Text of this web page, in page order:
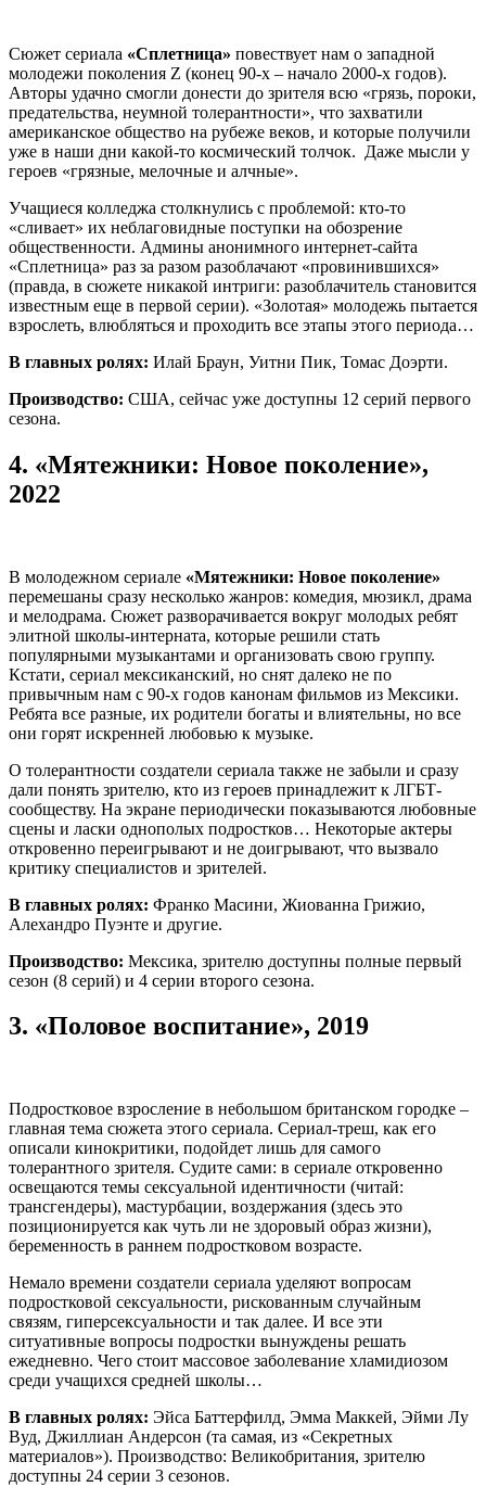
Сюжет сериала «Сплетница» повествует нам о западной
молодежи поколения Z (конец 90-х – начало 2000-х годов).
Авторы удачно смогли донести до зрителя всю «грязь, пороки,
предательства, неумной толерантности», что захватили
американское общество на рубеже веков, и которые получили
уже в наши дни какой-то космический толчок. Даже мысли у
героев «грязные, мелочные и алчные».
Учащиеся колледжа столкнулись с проблемой: кто-то
«сливает» их неблаговидные поступки на обозрение
общественности. Админы анонимного интернет-сайта
«Сплетница» раз за разом разоблачают «провинившихся»
(правда, в сюжете никакой интриги: разоблачитель становится
известным еще в первой серии). «Золотая» молодежь пытается
взрослеть, влюбляться и проходить все этапы этого периода…
В главных ролях: Илай Браун, Уитни Пик, Томас Доэрти.
Производство: США, сейчас уже доступны 12 серий первого
сезона.
4. «Мятежники: Новое поколение»,
2022
В молодежном сериале «Мятежники: Новое поколение»
перемешаны сразу несколько жанров: комедия, мюзикл, драма
и мелодрама. Сюжет разворачивается вокруг молодых ребят
элитной школы-интерната, которые решили стать
популярными музыкантами и организовать свою группу.
Кстати, сериал мексиканский, но снят далеко не по
привычным нам с 90-х годов канонам фильмов из Мексики.
Ребята все разные, их родители богаты и влиятельны, но все
они горят искренней любовью к музыке.
О толерантности создатели сериала также не забыли и сразу
дали понять зрителю, кто из героев принадлежит к ЛГБТ-
сообществу. На экране периодически показываются любовные
сцены и ласки однополых подростков… Некоторые актеры
откровенно переигрывают и не доигрывают, что вызвало
критику специалистов и зрителей.
В главных ролях: Франко Масини, Жиованна Грижио,
Алехандро Пуэнте и другие.
Производство: Мексика, зрителю доступны полные первый
сезон (8 серий) и 4 серии второго сезона.
3. «Половое воспитание», 2019
Подростковое взросление в небольшом британском городке –
главная тема сюжета этого сериала. Сериал-треш, как его
описали кинокритики, подойдет лишь для самого
толерантного зрителя. Судите сами: в сериале откровенно
освещаются темы сексуальной идентичности (читай:
трансгендеры), мастурбации, воздержания (здесь это
позиционируется как чуть ли не здоровый образ жизни),
беременность в раннем подростковом возрасте.
Немало времени создатели сериала уделяют вопросам
подростковой сексуальности, рискованным случайным
связям, гиперсексуальности и так далее. И все эти
ситуативные вопросы подростки вынуждены решать
ежедневно. Чего стоит массовое заболевание хламидиозом
среди учащихся средней школы…
В главных ролях: Эйса Баттерфилд, Эмма Маккей, Эйми Лу
Вуд, Джиллиан Андерсон (та самая, из «Секретных
материалов»). Производство: Великобритания, зрителю
доступны 24 серии 3 сезонов.